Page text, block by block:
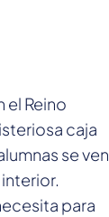
Reino
caja
se ven
para